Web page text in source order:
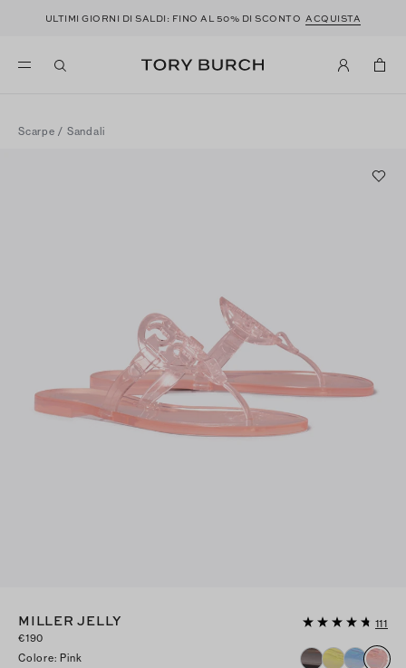
ULTIMI GIORNI DI SALDI: FINO AL 50% DI SCONTO ACQUISTA
Scarpe / Sandali
MILLER JELLY
111
€190
Colore: Pink